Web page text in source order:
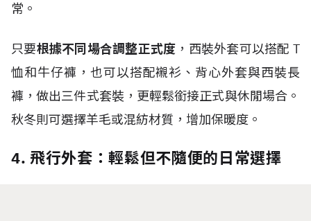
常。
只要根據不同場合調整正式度 ，西裝外套可以搭配 T
恤和牛仔褲，也可以搭配襯衫、背心外套與西裝長
褲，做出三件式套裝，更輕鬆銜接正式與休閒場合。
秋冬則可選擇羊毛或混紡材質，增加保暖度。
4. 飛行外套：輕鬆但不隨便的日常選擇